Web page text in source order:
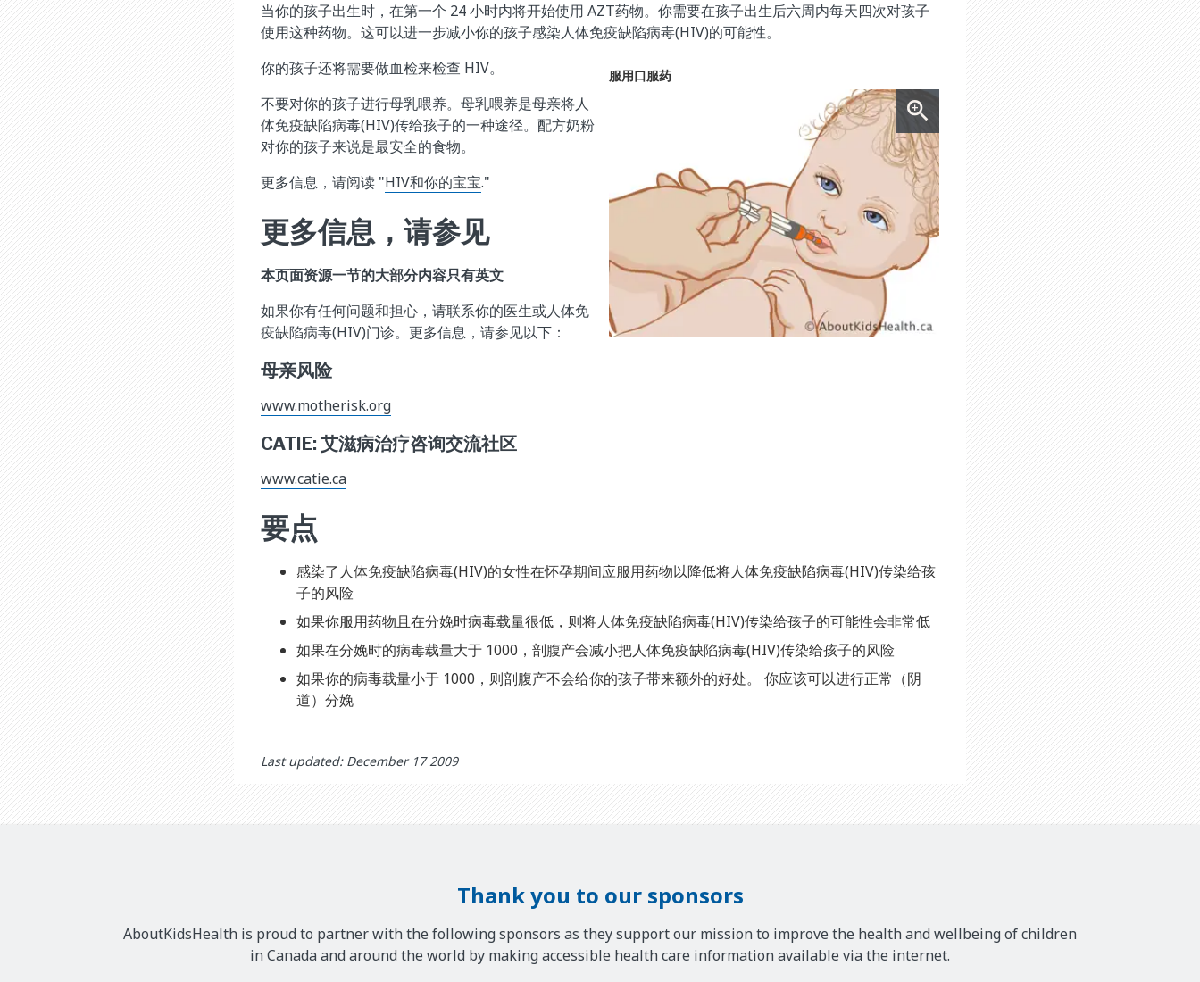
当你的孩子出生时，在第一个 24 小时内将开始使用 AZT药物。你需要在孩子出生后六周内每天四次对孩子
使用这种药物。这可以进一步减小你的孩子感染人体免疫缺陷病毒(HIV)的可能性。
服用口服药
你的孩子还将需要做血检来检查 HIV。
不要对你的孩子进行母乳喂养。母乳喂养是母亲将人
体免疫缺陷病毒(HIV)传给孩子的一种途径。配方奶粉
对你的孩子来说是最安全的食物。
更多信息，请阅读 "HIV和你的宝宝."
更多信息，请参见
本页面资源一节的大部分内容只有英文
如果你有任何问题和担心，请联系你的医生或人体免
疫缺陷病毒(HIV)门诊。更多信息，请参见以下：
母亲风险
www.motherisk.org
CATIE: 艾滋病治疗咨询交流社区
www.catie.ca
要点
感染了人体免疫缺陷病毒(HIV)的女性在怀孕期间应服用药物以降低将人体免疫缺陷病毒(HIV)传染给孩
子的风险
如果你服用药物且在分娩时病毒载量很低，则将人体免疫缺陷病毒(HIV)传染给孩子的可能性会非常低
如果在分娩时的病毒载量大于 1000，剖腹产会减小把人体免疫缺陷病毒(HIV)传染给孩子的风险
如果你的病毒载量小于 1000，则剖腹产不会给你的孩子带来额外的好处。 你应该可以进行正常（阴
道）分娩
Last updated: December 17 2009
Thank you to our sponsors
AboutKidsHealth is proud to partner with the following sponsors as they support our mission to improve the health and wellbeing of children
in Canada and around the world by making accessible health care information available via the internet.